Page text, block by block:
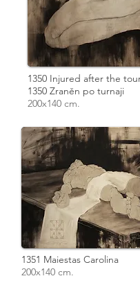
1350 Injured after the
1350 Zraněn po turnaji
200x140 cm.
1351 Maiestas Carolina
200x140 cm.